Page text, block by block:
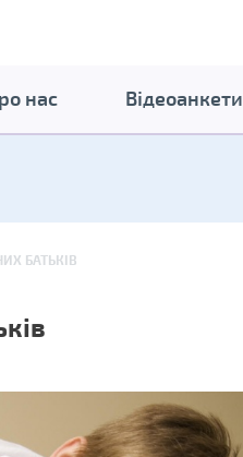
нас Відеоанкети
БАТЬКІВ